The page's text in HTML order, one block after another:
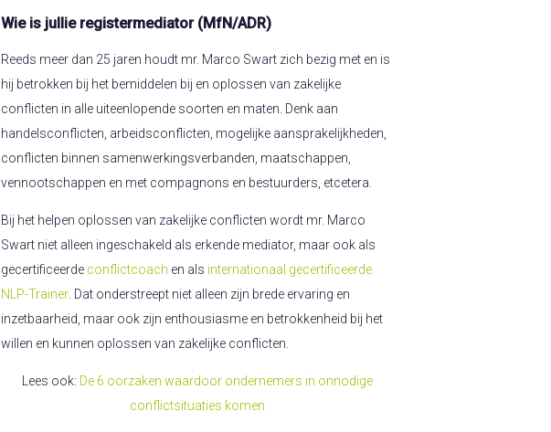
Wie is jullie registermediator (MfN/ADR)
Reeds meer dan 25 jaren houdt mr. Marco Swart zich bezig met en is
hij betrokken bij het bemiddelen bij en oplossen van zakelijke
conflicten in alle uiteenlopende soorten en maten. Denk aan
handelsconflicten, arbeidsconflicten, mogelijke aansprakelijkheden,
conflicten binnen samenwerkingsverbanden, maatschappen,
vennootschappen en met compagnons en bestuurders, etcetera.
Bij het helpen oplossen van zakelijke conflicten wordt mr. Marco
Swart niet alleen ingeschakeld als erkende mediator, maar ook als
gecertificeerde conflictcoach en als internationaal gecertificeerde
NLP-Trainer . Dat onderstreept niet alleen zijn brede ervaring en
inzetbaarheid, maar ook zijn enthousiasme en betrokkenheid bij het
willen en kunnen oplossen van zakelijke conflicten.
Lees ook: De 6 oorzaken waardoor ondernemers in onnodige
conflictsituaties komen